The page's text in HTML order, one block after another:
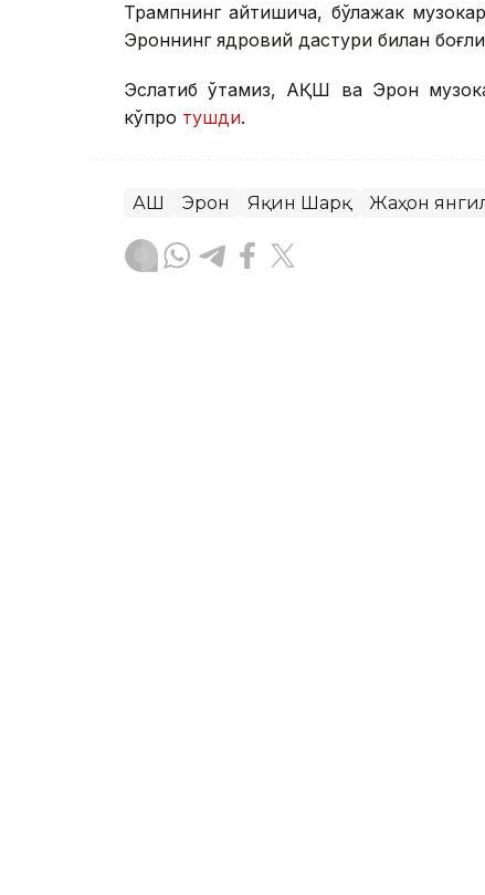
Трампнинг айтишича, бўлажак
Эроннинг ядровий дастури билан
Эслатиб ўтамиз, АҚШ ва Эрон
кўпроқ тушди.
АҚШ Эрон Яқин Шарқ Жаҳон